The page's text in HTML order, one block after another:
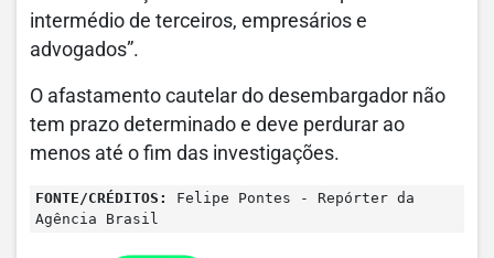
intermédio de terceiros, empresários e
advogados”.
O afastamento cautelar do desembargador não
tem prazo determinado e deve perdurar ao
menos até o fim das investigações.
FONTE/CRÉDITOS:
Felipe Pontes - Repórter da
Agência Brasil